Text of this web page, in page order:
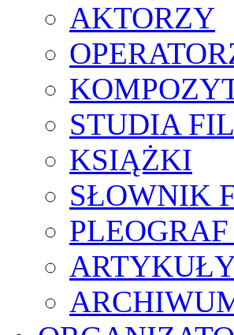
AKTORZY
STUDIA
KSIĄŻKI
SŁOWNIK